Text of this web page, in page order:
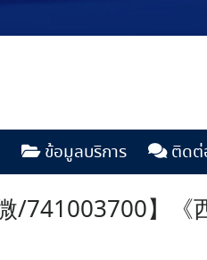
ข้อมูลบริการ ติดต่
/741003700】《